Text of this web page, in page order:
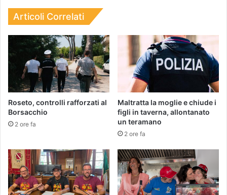
Articoli Correlati
Roseto, controlli rafforzati al
Borsacchio
2 ore fa
Maltratta la moglie e chiude i
figli in taverna, allontanato
un teramano
2 ore fa